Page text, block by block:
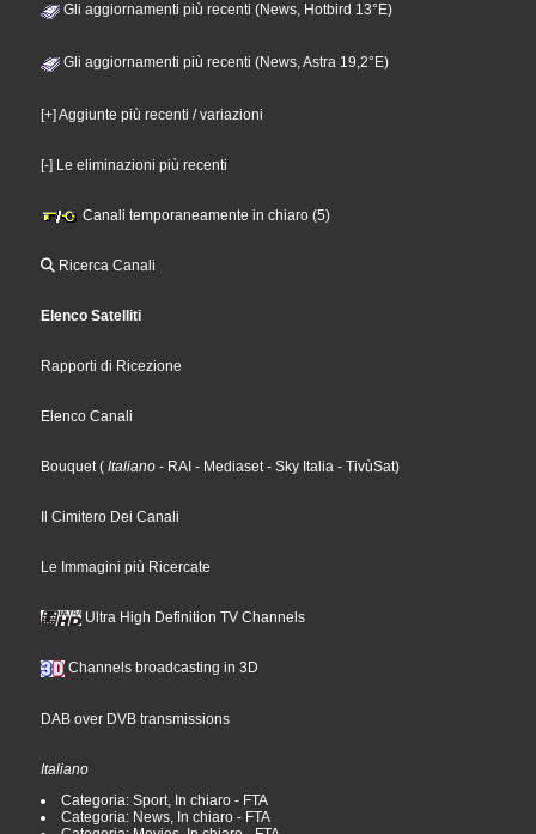
Gli aggiornamenti più recenti (News, Hotbird 13°E)
Gli aggiornamenti più recenti (News, Astra 19,2°E)
[+] Aggiunte più recenti / variazioni
[-] Le eliminazioni più recenti
Canali temporaneamente in chiaro (5)
Ricerca Canali
Elenco Satelliti
Rapporti di Ricezione
Elenco Canali
Bouquet( Italiano - RAI - Mediaset- Sky Italia - TivùSat)
Il Cimitero Dei Canali
Le Immagini più Ricercate
Ultra High Definition TV Channels
Channels broadcasting in 3D
DAB over DVB transmissions
Italiano
Categoria: Sport, In chiaro - FTA
Categoria: News, In chiaro - FTA